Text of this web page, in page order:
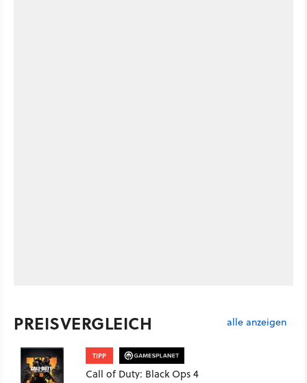
PREISVERGLEICH alle anzeigen
TIPP
Call of Duty: Black Ops 4